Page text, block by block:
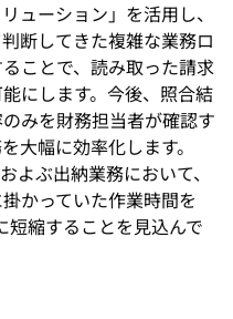
ューション」を活用し、
断してきた複雑な業務ロ
ことで、読み取った請求
にします。今後、照合結
みを財務担当者が確認す
大幅に効率化します。
よぶ出納業務において、
かっていた作業時間を
短縮することを見込んで